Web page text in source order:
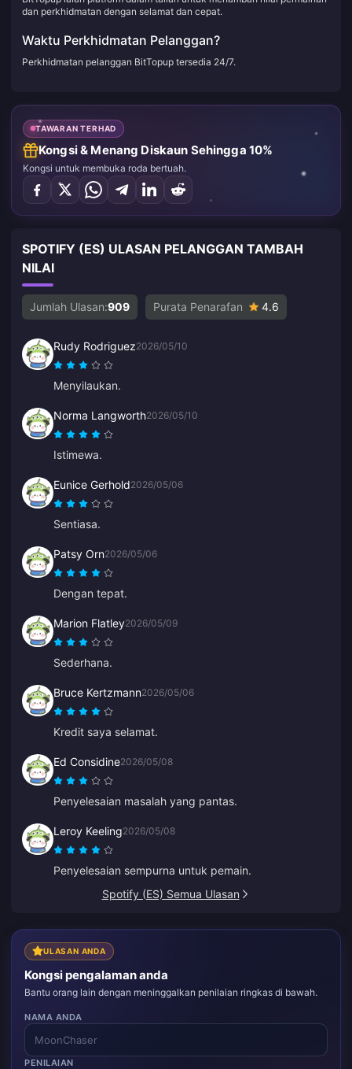
dan perkhidmatan dengan selamat dan cepat.
Waktu Perkhidmatan Pelanggan?
Perkhidmatan pelanggan BitTopup tersedia 24/7.
TAWARAN TERHAD
Kongsi & Menang Diskaun Sehingga 10%
Kongsi untuk membuka roda bertuah.
SPOTIFY (ES) ULASAN PELANGGAN TAMBAH
NILAI
Jumlah Ulasan:909 Purata Penarafan 4.6
Rudy Rodriguez2026/05/10
Menyilaukan.
Norma Langworth2026/05/10
Istimewa.
Eunice Gerhold2026/05/06
Sentiasa.
Patsy Orn2026/05/06
Dengan tepat.
Marion Flatley2026/05/09
Sederhana.
Bruce Kertzmann2026/05/06
Kredit saya selamat.
Ed Considine2026/05/08
Penyelesaian masalah yang pantas.
Leroy Keeling2026/05/08
Penyelesaian sempurna untuk pemain.
Spotify (ES) Semua Ulasan
ULASAN ANDA
Kongsi pengalaman anda
Bantu orang lain dengan meninggalkan penilaian ringkas di bawah.
NAMA ANDA
PENILAIAN